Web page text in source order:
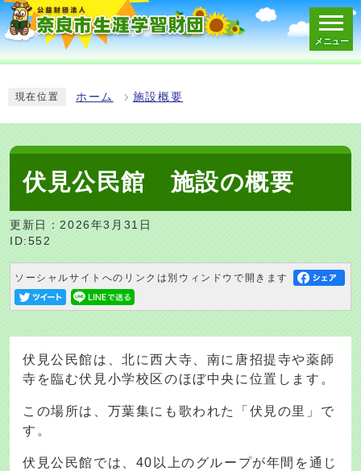
メニュー
現在位置 ホーム 施設概要
伏見公民館 施設の概要
更新日：2026年3月31日
ID:552
ソーシャルサイトへのリンクは別ウィンドウで開きます
伏見公民館は、北に西大寺、南に唐招提寺や薬師
寺を臨む伏見小学校区のほぼ中央に位置します。
この場所は、万葉集にも歌われた「伏見の里」で
す。
伏見公民館では、40以上のグループが年間を通じ